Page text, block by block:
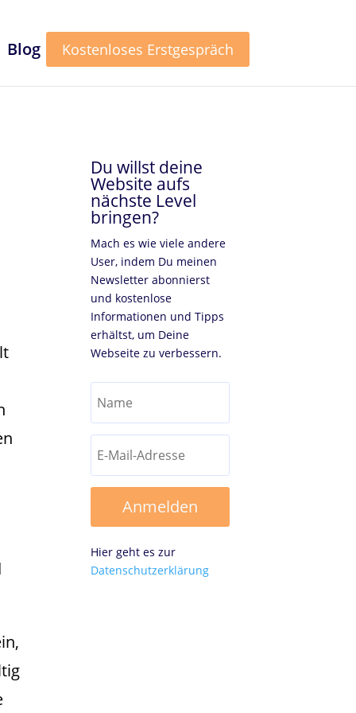
Blog Kostenloses Erstgespräch
Du willst deine
Website aufs
nächste Level
bringen?
Mach es wie viele andere
User, indem Du meinen
Newsletter abonnierst
und kostenlose
Informationen und Tipps
erhältst, um Deine
Webseite zu verbessern.
Anmelden
Hier geht es zur
Datenschutzerklärung